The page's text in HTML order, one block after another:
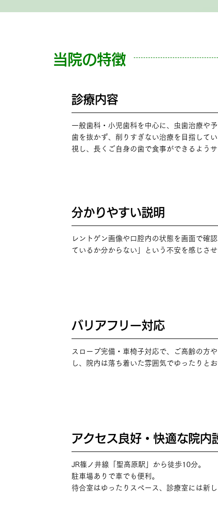
当院の特徴
診療内容
一般歯科・小児歯科を中心に、虫歯治療や
歯を抜かず、削りすぎない治療を目指して
視し、長くご自身の歯で食事ができるよう
分かりやすい説明
レントゲン画像や口腔内の状態を画面で確
ているか分からない」という不安を感じさ
バリアフリー対応
スロープ完備・車椅子対応で、ご高齢の方
し、院内は落ち着いた雰囲気でゆったりと
アクセス良好・快適な院内
JR篠ノ井線「聖高原駅」から徒歩10分。
駐車場ありで車でも便利。
待合室はゆったりスペース、診療室には新